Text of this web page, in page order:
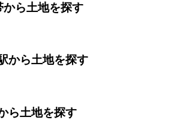
から土地を探す
から土地を探す
ら土地を探す